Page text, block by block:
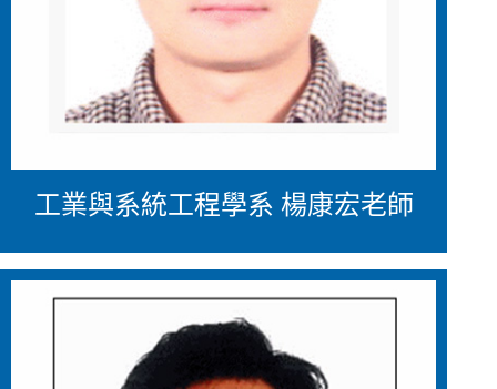
工業與系統工程學系 楊康宏老師